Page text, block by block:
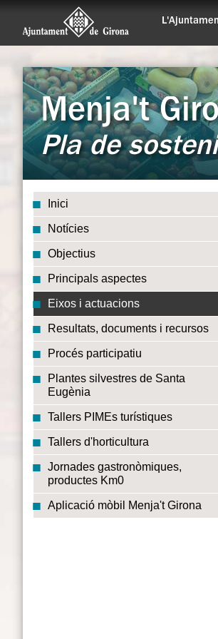
Menja't
Pla de
Inici
Notícies
Objectius
Principals aspectes
Eixos i actuacions
Resultats, documents i recursos
Procés participatiu
Plantes silvestres de Santa
Eugènia
Tallers PIMEs turístiques
Tallers d'horticultura
Jornades gastronòmiques,
productes Km0
Aplicació mòbil Menja't Girona